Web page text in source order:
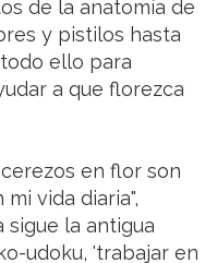
de la anatomía de
y pistilos hasta
ello para
a que florezca
en flor son
vida diaria",
sigue la antigua
udoku, 'trabajar en